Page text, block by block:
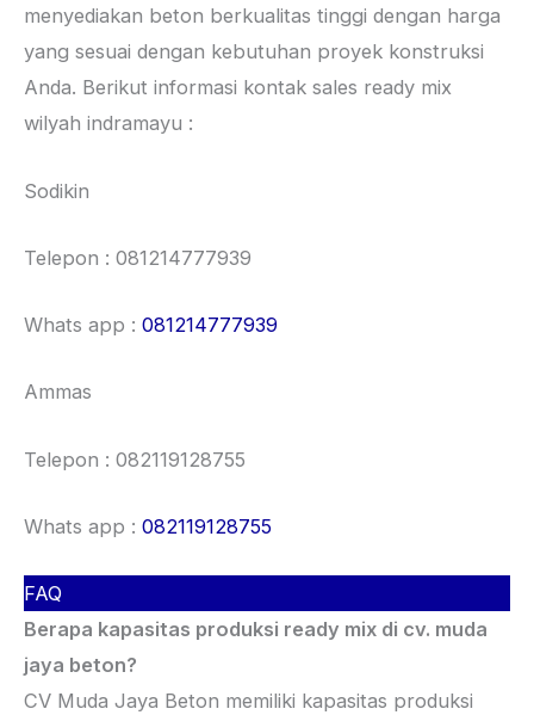
menyediakan beton berkualitas tinggi dengan harga
yang sesuai dengan kebutuhan proyek konstruksi
Anda. Berikut informasi kontak sales ready mix
wilyah indramayu :
Sodikin
Telepon : 081214777939
Whats app : 081214777939
Ammas
Telepon : 082119128755
Whats app : 082119128755
FAQ
Berapa kapasitas produksi ready mix di cv. muda
jaya beton?
CV Muda Jaya Beton memiliki kapasitas produksi